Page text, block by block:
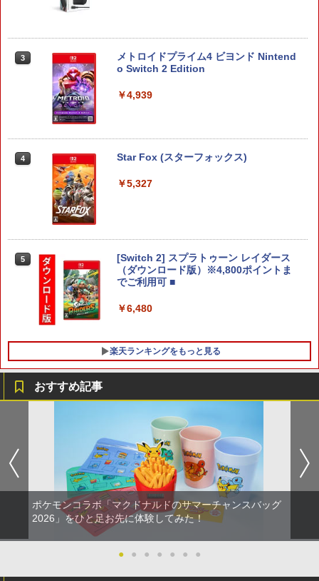
ニンテンドープリペイド番号 9000円|オ
5
ニンテンドープリペイド番号 5000円|オ
【純正品】DualSense ワイヤレスコン
ZCT2J01)
トローラー(CFI-ZCT2J)
B-C ケーブル
マスター TH8S シフター - PC、PS4、P
s X|S 対応の高精度 H パターン シフター
り来たる！スタジオ描き下ろしイラスト
ボード付) [Blu-ray]
￥10,780
窩座再来 完全生産限定版 [Blu-ray]
第三章 蛇神 (オリジナル特典:オリジナル
巾着＋メーカー特典:【坤と離】二振りの
剣、十翼より来たる！スタジオ描き下ろ
しイラストボード付) [DVD]
￥8,800
3
メトロイドプライム4 ビヨンド Nintend
o Switch 2 Edition
￥4,939
4 Star Fox (スターフォックス)
￥5,327
5
[Switch 2] スプラトゥーン レイダース
（ダウンロード版）※4,800ポイントま
でご利用可 ■
￥6,480
楽天ランキングをもっと見る
【中古】Lost Soul Asideソフト:プレイ
ステーション5ソフト／アクション・ゲ
ーム
￥850
【新品】PS5 がんばれゴエモン大集合!
￥4,890
【中古】サムライスピリッツ斬紅郎無双
剣 ベスト
￥350
リコリス・リコイル ぶくぶ おおきめ
アクリルキーホルダー 01.錦木千束（制
￥880
【中古】Blu-ray▼リトル・マーメイド
ブルーレイディスク レンタル落ち
￥1,799
エアコンカビとりすいすい（G型モデ
ル、エアコンファン掃除ブラシ）スペア
ブラシカートリッジ1個付き
おすすめ記事
ポケモンコラボ「マクドナルドのサマーチャンスバッグ
2026」をひと足お先に体験してみた！
● ● ● ● ● ● ●